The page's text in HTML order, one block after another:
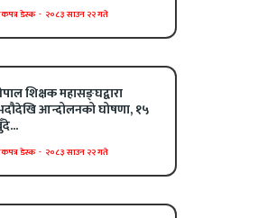
डेस्क - २०८३ साउन २२ गते
शिक्षक महासङ्घद्वारा
आन्दोलनको घोषणा, १५
डेस्क - २०८३ साउन २२ गते